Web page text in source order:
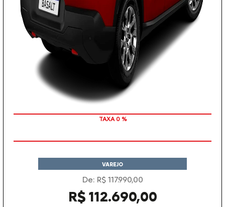
TAXA 0 %
VAREJO
De: R$ 117.990,00
R$ 112.690,00